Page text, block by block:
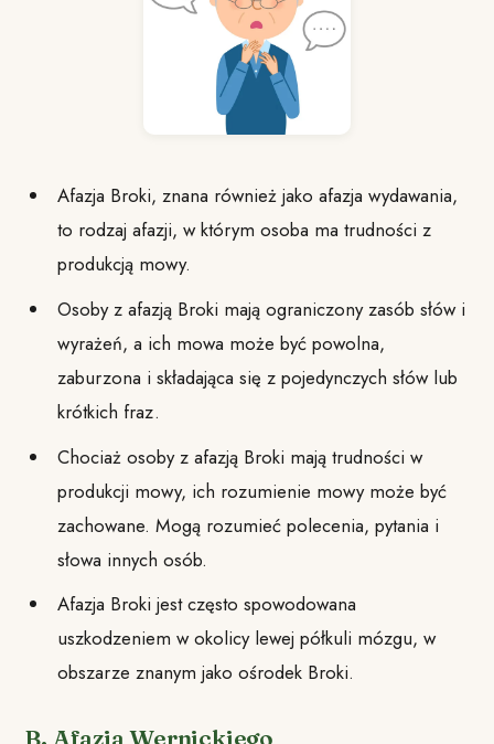
Afazja Broki, znana również jako afazja wydawania,
to rodzaj afazji, w którym osoba ma trudności z
produkcją mowy.
Osoby z afazją Broki mają ograniczony zasób słów i
wyrażeń, a ich mowa może być powolna,
zaburzona i składająca się z pojedynczych słów lub
krótkich fraz.
Chociaż osoby z afazją Broki mają trudności w
produkcji mowy, ich rozumienie mowy może być
zachowane. Mogą rozumieć polecenia, pytania i
słowa innych osób.
Afazja Broki jest często spowodowana
uszkodzeniem w okolicy lewej półkuli mózgu, w
obszarze znanym jako ośrodek Broki.
B. Afazja Wernickiego